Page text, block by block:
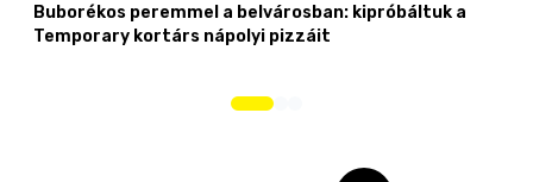
Buborékos peremmel a belvárosban: kipróbáltuk a
Temporary kortárs nápolyi pizzáit